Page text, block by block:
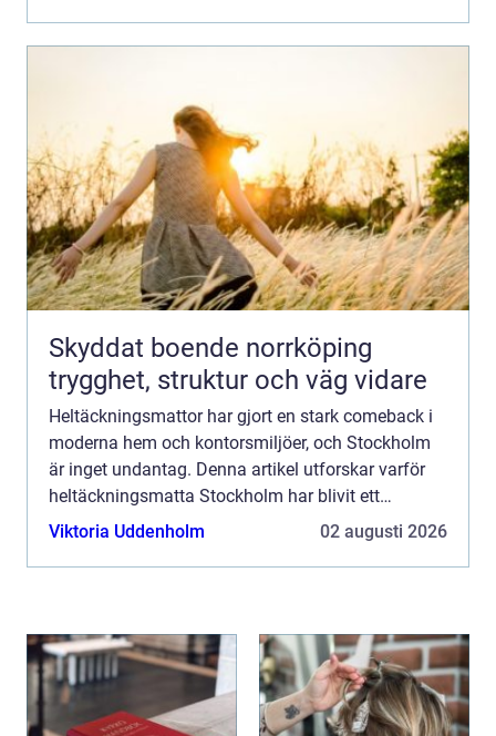
Skyddat boende norrköping
trygghet, struktur och väg vidare
Heltäckningsmattor har gjort en stark comeback i
moderna hem och kontorsmiljöer, och Stockholm
är inget undantag. Denna artikel utforskar varför
heltäckningsmatta Stockholm har blivit ett
populärt val, vad man bör t...
Viktoria Uddenholm 02 augusti 2026